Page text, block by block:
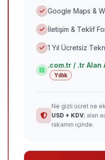
Google Maps &
İletişim & Teklif
1 Yıl Ücretsiz
.com.tr / .tr Alan
Yıllık
Ne gizli ücret ne
USD + KDV; alan
rakamın içinde.